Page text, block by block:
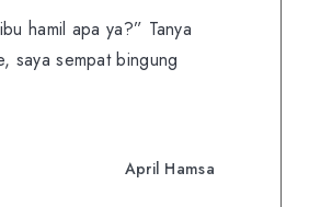
hamil apa ya?” Tanya
saya sempat bingung
April Hamsa